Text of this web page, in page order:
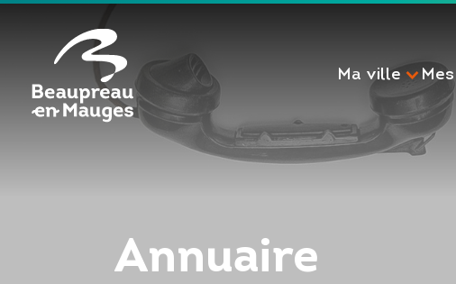
Ma ville
Annuaire
Cookies management panel